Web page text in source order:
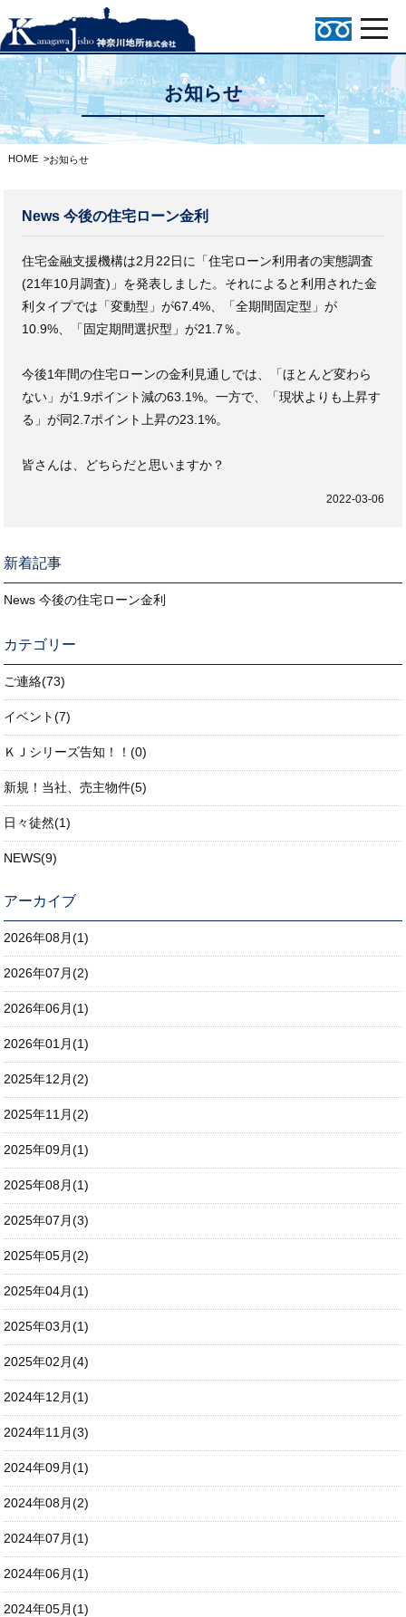
お知らせ
HOME>お知らせ
News 今後の住宅ローン金利
住宅金融支援機構は2月22日に「住宅ローン利用者の実態調査
(21年10月調査)」を発表しました。それによると利用された金
利タイプでは「変動型」が67.4%、「全期間固定型」が
10.9%、「固定期間選択型」が21.7％。
今後1年間の住宅ローンの金利見通しでは、「ほとんど変わら
ない」が1.9ポイント減の63.1%。一方で、「現状よりも上昇す
る」が同2.7ポイント上昇の23.1%。
皆さんは、どちらだと思いますか？
2022-03-06
新着記事
News 今後の住宅ローン金利
カテゴリー
ご連絡(73)
イベント(7)
ＫＪシリーズ告知！！(0)
新規！当社、売主物件(5)
日々徒然(1)
NEWS(9)
アーカイブ
2026年08月(1)
2026年07月(2)
2026年06月(1)
2026年01月(1)
2025年12月(2)
2025年11月(2)
2025年09月(1)
2025年08月(1)
2025年07月(3)
2025年05月(2)
2025年04月(1)
2025年03月(1)
2025年02月(4)
2024年12月(1)
2024年11月(3)
2024年09月(1)
2024年08月(2)
2024年07月(1)
2024年06月(1)
2024年05月(1)